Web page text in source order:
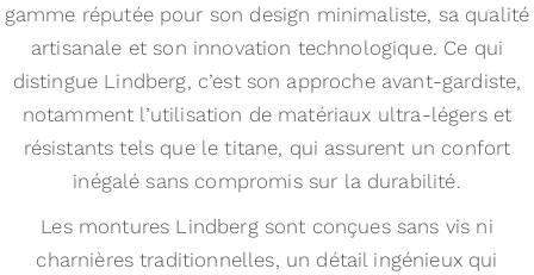
gamme réputée pour son design minimaliste, sa qualité
artisanale et son innovation technologique. Ce qui
distingue Lindberg, c’est son approche avant-gardiste,
notamment l’utilisation de matériaux ultra-légers et
résistants tels que le titane, qui assurent un confort
inégalé sans compromis sur la durabilité.
Les montures Lindberg sont conçues sans vis ni
charnières traditionnelles, un détail ingénieux qui